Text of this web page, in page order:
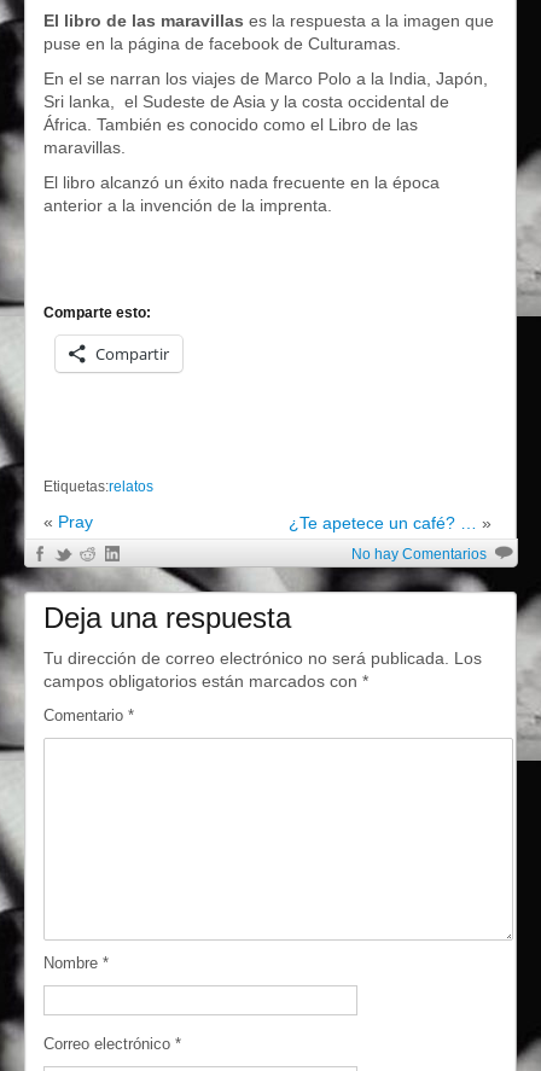
El libro de las maravillas es la respuesta a la imagen que
puse en la página de facebook de Culturamas.
En el se narran los viajes de Marco Polo a la India, Japón,
Sri lanka, el Sudeste de Asia y la costa occidental de
África. También es conocido como el Libro de las
maravillas.
El libro alcanzó un éxito nada frecuente en la época
anterior a la invención de la imprenta.
Comparte esto:
Compartir
Etiquetas:relatos
« Pray ¿Te apetece un café? … »
No hay Comentarios
Deja una respuesta
Tu dirección de correo electrónico no será publicada.
Los
campos obligatorios están marcados con *
Comentario *
Nombre *
Correo electrónico *